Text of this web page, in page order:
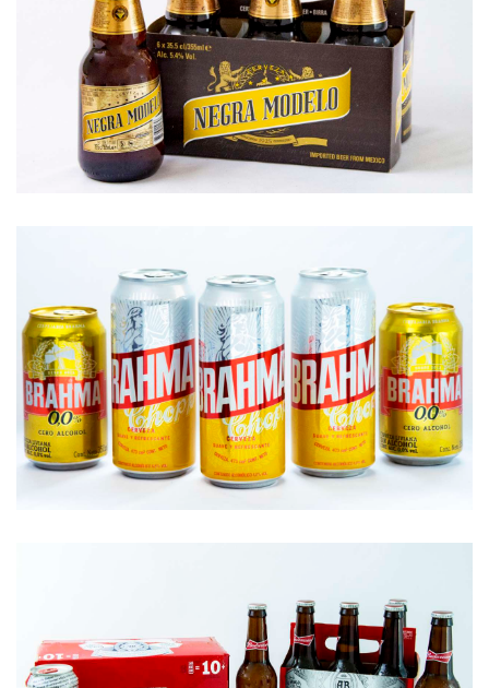
Corona es una cerveza tipo Pilsener, &nb...
Cerveza Negra Modelo
De los mismos fabricantes de la super po...
Brahma